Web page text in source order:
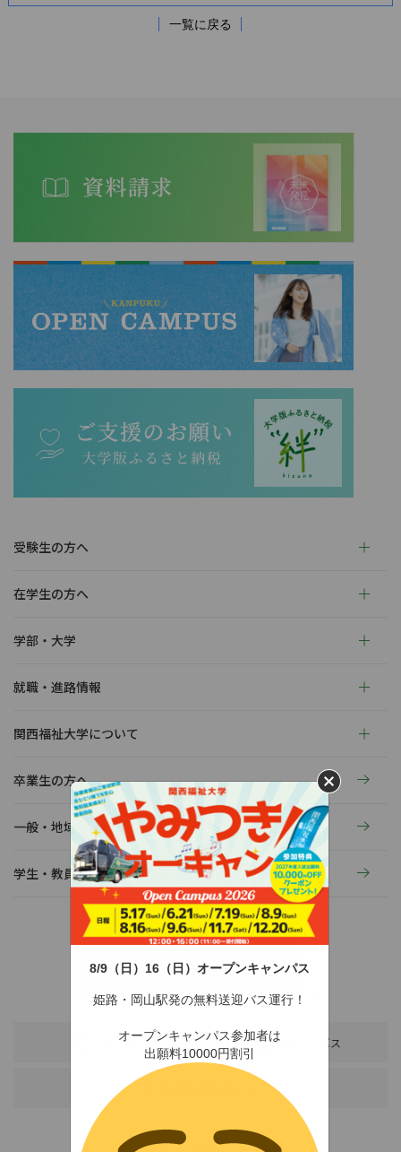
8/9（日）16（日）オープンキャンパス
姫路・岡山駅発の無料送迎バス運行！
オープンキャンパス参加者は
出願料10000円割引
一覧に戻る
受験生の方へ
在学生の方へ
学部・大学
就職・進路情報
関西福祉大学について
卒業生の方へ
一般・地域の方へ
学生・教員の活動
〒678-0255 兵庫県赤穂市新田380-3
TEL：0791-46-2525（代）FAX：0791-46-2526
アクセス スクールバス